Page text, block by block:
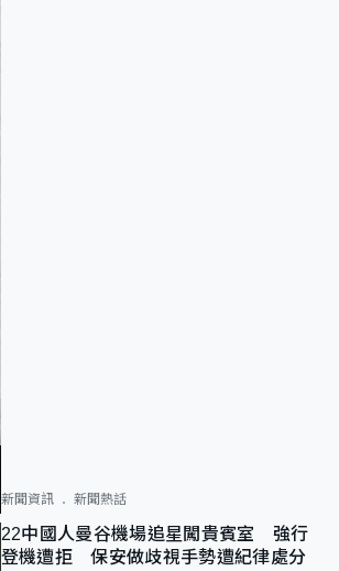
新聞資訊 新聞熱話
22中國人曼谷機場追星闖貴賓室 強行
登機遭拒 保安做歧視手勢遭紀律處分